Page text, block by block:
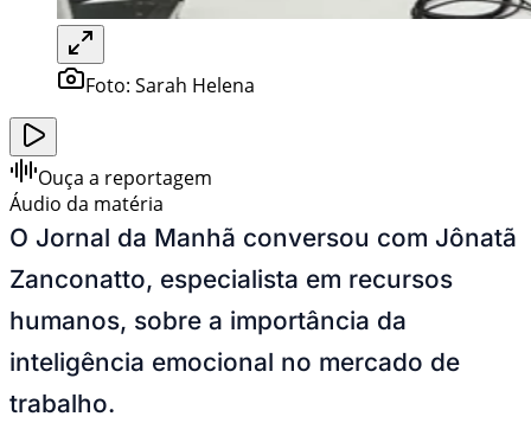
Foto: Sarah Helena
Ouça a reportagem
Áudio da matéria
O Jornal da Manhã conversou com Jônatã
Zanconatto, especialista em recursos
humanos, sobre a importância da
inteligência emocional no mercado de
trabalho.